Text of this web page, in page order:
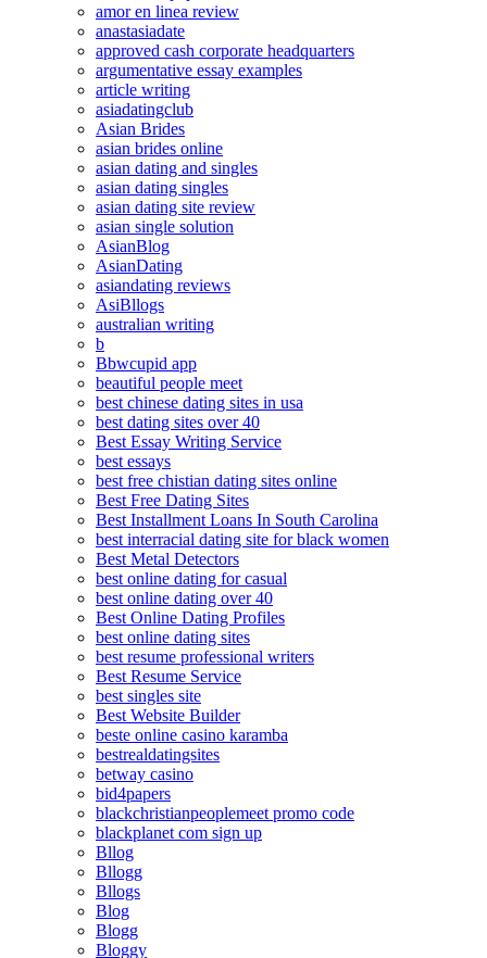
amor en linea review
anastasiadate
approved cash corporate headquarters
argumentative essay examples
article writing
asiadatingclub
Asian Brides
asian brides online
asian dating and singles
asian dating singles
asian dating site review
asian single solution
AsianBlog
AsianDating
asiandating reviews
AsiBllogs
australian writing
b
Bbwcupid app
beautiful people meet
best chinese dating sites in usa
best dating sites over 40
Best Essay Writing Service
best essays
best free chistian dating sites online
Best Free Dating Sites
Best Installment Loans In South Carolina
best interracial dating site for black women
Best Metal Detectors
best online dating for casual
best online dating over 40
Best Online Dating Profiles
best online dating sites
best resume professional writers
Best Resume Service
best singles site
Best Website Builder
beste online casino karamba
bestrealdatingsites
betway casino
bid4papers
blackchristianpeoplemeet promo code
blackplanet com sign up
Bllog
Bllogg
Bllogs
Blog
Blogg
Bloggy